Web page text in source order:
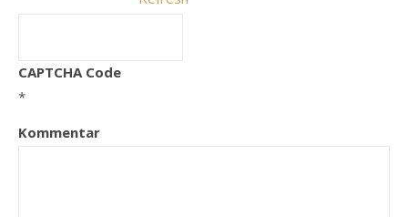
CAPTCHA Code
*
Kommentar